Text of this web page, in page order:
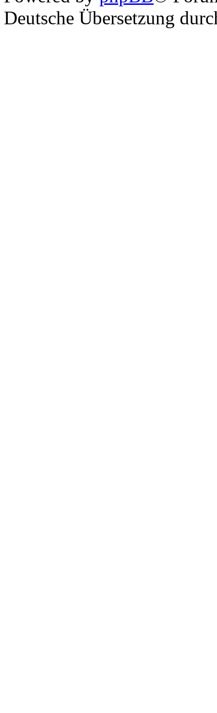
Deutsche Übersetzung